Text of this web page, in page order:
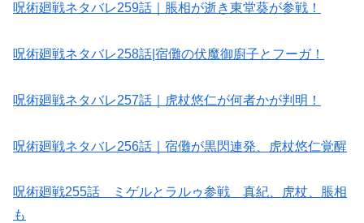
呪術廻戦ネタバレ259話｜脹相が逝き東堂葵が参戦！
呪術廻戦ネタバレ258話|宿儺の伏魔御廚子とフーガ！
呪術廻戦ネタバレ257話｜虎杖悠仁が何者かが判明！
呪術廻戦ネタバレ256話｜宿儺が黒閃連発、虎杖悠仁覚醒
呪術廻戦255話 ミゲルとラルゥ参戦 真紀、虎杖、脹相
も